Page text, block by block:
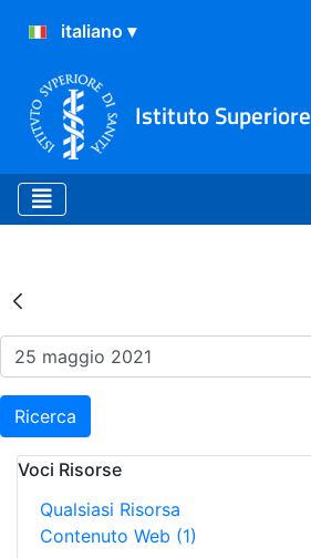
Istituto
Risultati della
Ricerca
Voci Risorse
Qualsiasi Risorsa
Contenuto Web (1)